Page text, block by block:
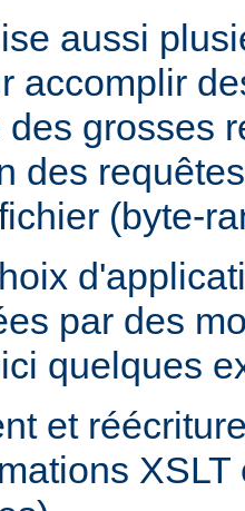
aussi
accomplir
grosses
des
(byte-
par des
quelques
et